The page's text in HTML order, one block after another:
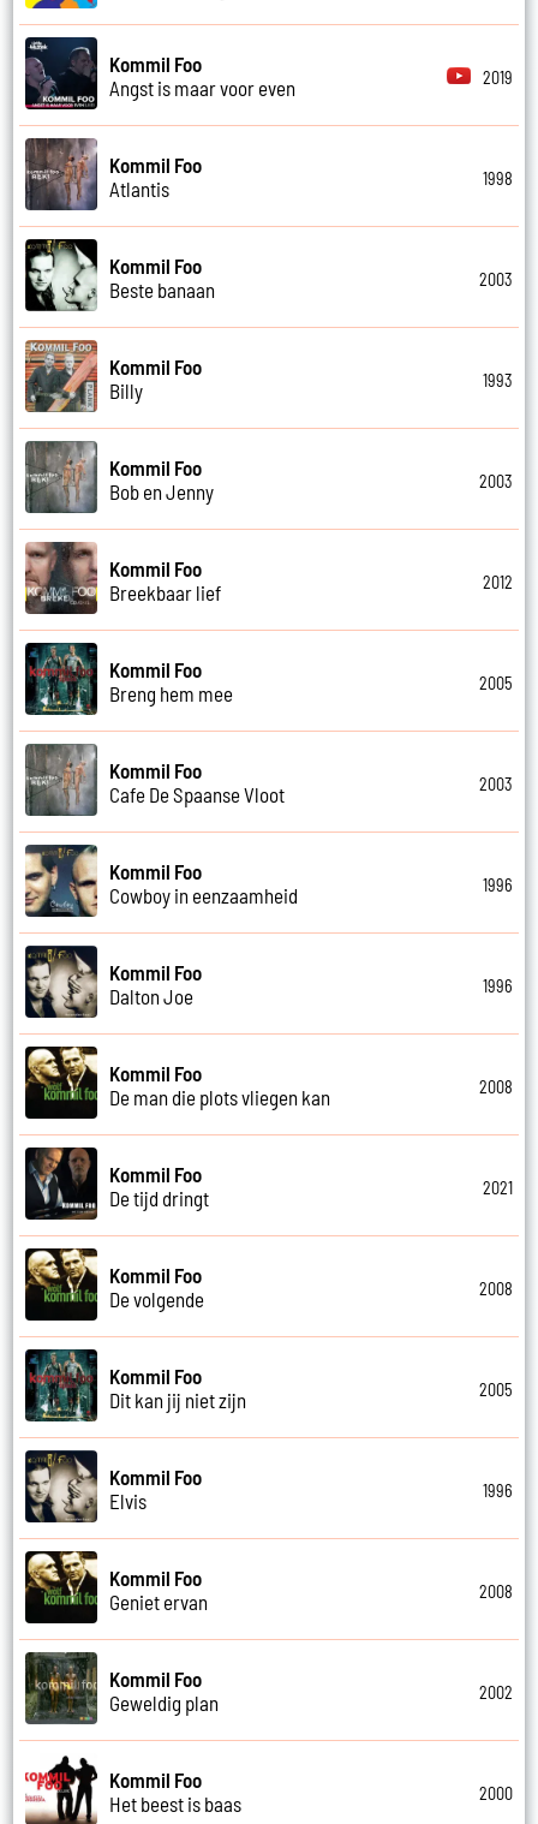
Kommil Foo
Angst is maar voor even
2019
Kommil Foo
Atlantis
1998
Kommil Foo
Beste banaan
2003
Kommil Foo
Billy
1993
Kommil Foo
Bob en Jenny
2003
Kommil Foo
Breekbaar lief
2012
Kommil Foo
Breng hem mee
2005
Kommil Foo
Cafe De Spaanse Vloot
2003
Kommil Foo
Cowboy in eenzaamheid
1996
Kommil Foo
Dalton Joe
1996
Kommil Foo
De man die plots vliegen kan
2008
Kommil Foo
De tijd dringt
2021
Kommil Foo
De volgende
2008
Kommil Foo
Dit kan jij niet zijn
2005
Kommil Foo
Elvis
1996
Kommil Foo
Geniet ervan
2008
Kommil Foo
Geweldig plan
2002
Kommil Foo
Het beest is baas
2000